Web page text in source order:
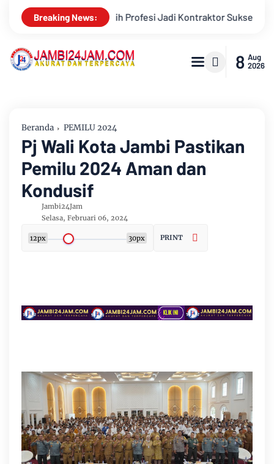
Breaking News:
Sukses Aroma Karhutla Mulai Tercium di Kota Jambi,
8 Aug
2026
Beranda PEMILU 2024
Pj Wali Kota Jambi Pastikan
Pemilu 2024 Aman dan
Kondusif
Jambi24Jam
Selasa, Februari 06, 2024
12px 30px PRINT